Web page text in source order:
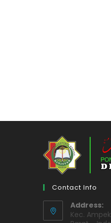
Contact Info
Address:
Kec.